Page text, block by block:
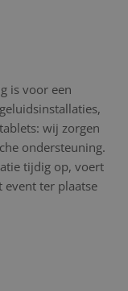
is voor een
wij zorgen
ondersteuning.
tijdig op, voert
ter plaatse